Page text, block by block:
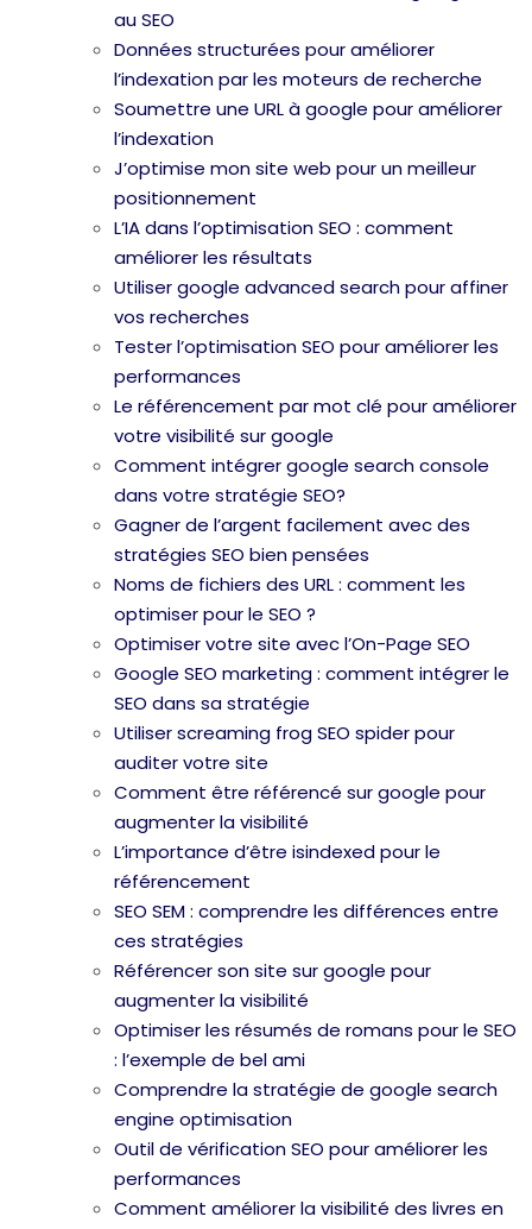
au SEO
Données structurées pour améliorer
l’indexation par les moteurs de recherche
Soumettre une URL à google pour améliorer
l’indexation
J’optimise mon site web pour un meilleur
positionnement
L’IA dans l’optimisation SEO : comment
améliorer les résultats
Utiliser google advanced search pour affiner
vos recherches
Tester l’optimisation SEO pour améliorer les
performances
Le référencement par mot clé pour améliorer
votre visibilité sur google
Comment intégrer google search console
dans votre stratégie SEO?
Gagner de l’argent facilement avec des
stratégies SEO bien pensées
Noms de fichiers des URL : comment les
optimiser pour le SEO ?
Optimiser votre site avec l’On-Page SEO
Google SEO marketing : comment intégrer le
SEO dans sa stratégie
Utiliser screaming frog SEO spider pour
auditer votre site
Comment être référencé sur google pour
augmenter la visibilité
L’importance d’être isindexed pour le
référencement
SEO SEM : comprendre les différences entre
ces stratégies
Référencer son site sur google pour
augmenter la visibilité
Optimiser les résumés de romans pour le SEO
: l’exemple de bel ami
Comprendre la stratégie de google search
engine optimisation
Outil de vérification SEO pour améliorer les
performances
Comment améliorer la visibilité des livres en